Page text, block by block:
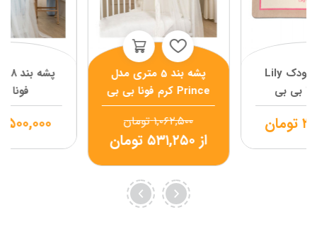
فرش اتاق کودک Lily
تومان
پشه بند 5 متری مدل
Prince کرم فونا بی بی
۱,۰۶۲,۵۰۰ تومان
از ۵۳۱,۲۵۰تومان
فونا